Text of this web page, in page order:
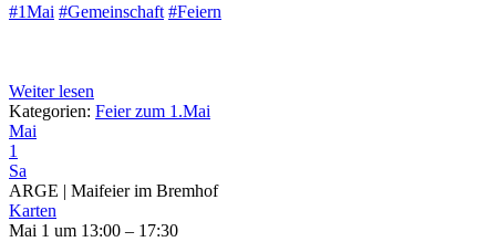
#1Mai #Gemeinschaft #Feiern
Weiter lesen
Kategorien: Feier zum 1.Mai
Mai
1
Sa
ARGE | Maifeier im Bremhof
Karten
Mai 1 um 13:00 – 17:30